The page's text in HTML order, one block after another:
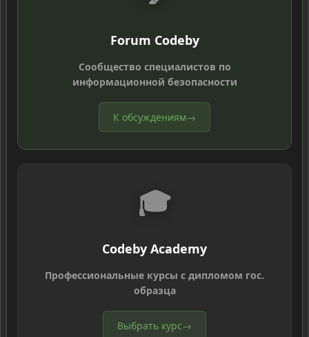
Forum Codeby
Сообщество специалистов по
информационной безопасности
К обсуждениям→
🎓
Codeby Academy
Профессиональные курсы с дипломом гос.
образца
Выбрать курс→